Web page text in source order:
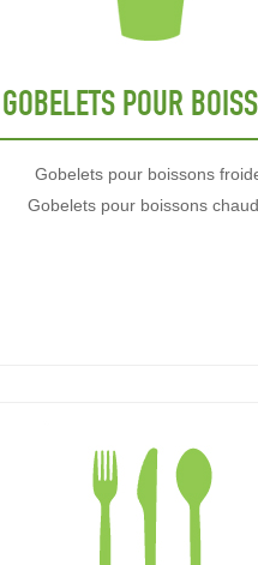
GOBELETS POUR
Gobelets pour boissons
Gobelets pour boissons